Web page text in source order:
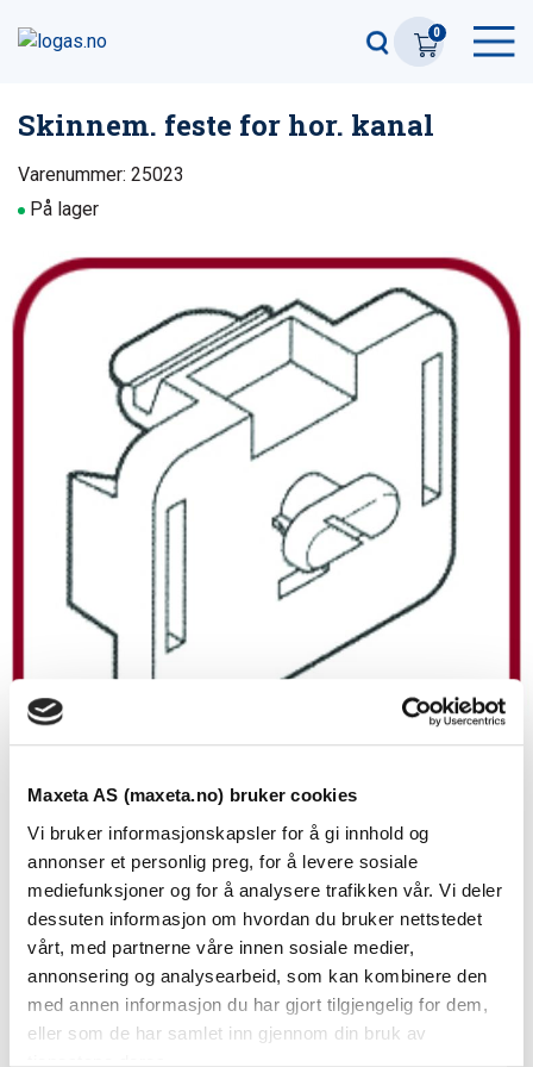
Maxeta AS (maxeta.no) bruker cookies
Vi bruker informasjonskapsler for å gi innhold og
annonser et personlig preg, for å levere sosiale
mediefunksjoner og for å analysere trafikken vår. Vi deler
dessuten informasjon om hvordan du bruker nettstedet
vårt, med partnerne våre innen sosiale medier,
annonsering og analysearbeid, som kan kombinere den
med annen informasjon du har gjort tilgjengelig for dem,
eller som de har samlet inn gjennom din bruk av
0
Skinnemont. feste for hor. kanal
Se dokumenter
Slisset kanalsystem består av et vidt spekter av
tilleggsutstyr for festing, merking, skillevegger,
kabelbeskyttelse og verktøy.
Skinnem. feste for hor. kanal
Varenummer: 25023
På lager